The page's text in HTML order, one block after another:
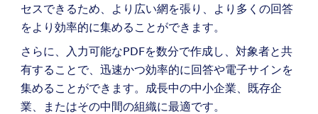
セスできるため、より広い網を張り、より多くの回答
をより効率的に集めることができます。
さらに、入力可能なPDFを数分で作成し、対象者と共
有することで、迅速かつ効率的に回答や電子サインを
集めることができます。成長中の中小企業、既存企
業、またはその中間の組織に最適です。